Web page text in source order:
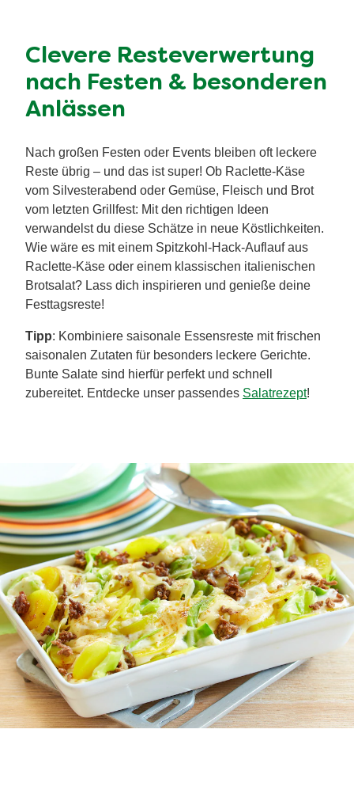
Clevere Resteverwertung
nach Festen & besonderen
Anlässen
Nach großen Festen oder Events bleiben oft leckere
Reste übrig – und das ist super! Ob Raclette-Käse
vom Silvesterabend oder Gemüse, Fleisch und Brot
vom letzten Grillfest: Mit den richtigen Ideen
verwandelst du diese Schätze in neue Köstlichkeiten.
Wie wäre es mit einem Spitzkohl-Hack-Auflauf aus
Raclette-Käse oder einem klassischen italienischen
Brotsalat? Lass dich inspirieren und genieße deine
Festtagsreste!
Tipp: Kombiniere saisonale Essensreste mit frischen
saisonalen Zutaten für besonders leckere Gerichte.
Bunte Salate sind hierfür perfekt und schnell
zubereitet. Entdecke unser passendes Salatrezept!